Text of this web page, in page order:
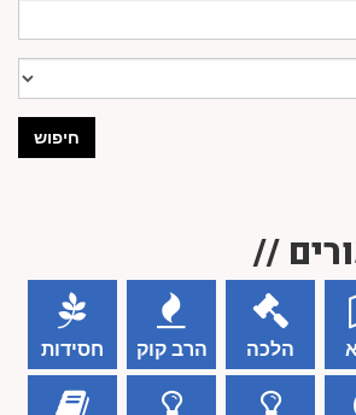
חיפוש
//
הלכה הרב קוק חסידות